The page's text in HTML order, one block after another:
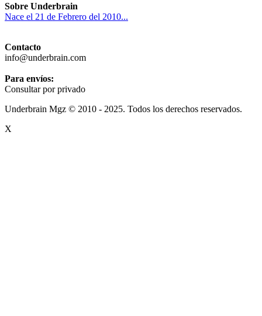
Sobre Underbrain
Nace el 21 de Febrero del 2010...
Contacto
info@underbrain.com
Para envíos:
Consultar por privado
Underbrain Mgz © 2010 - 2025. Todos los derechos reservados.
X